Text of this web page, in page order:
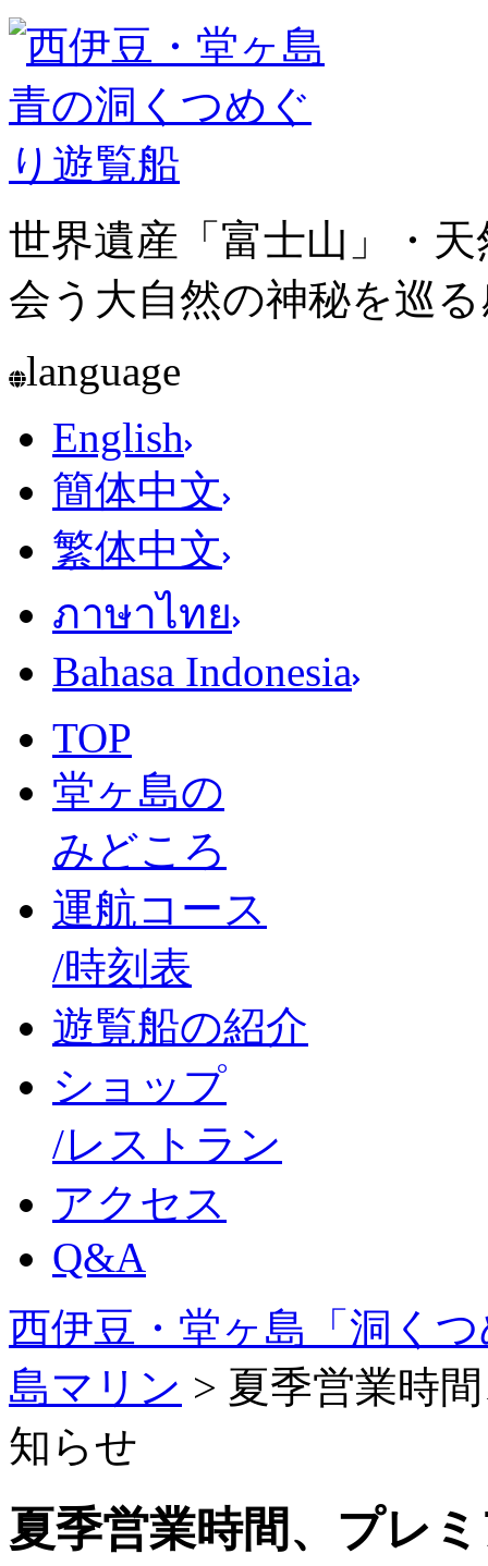
世界遺産「富士山」・
会う大自然の神秘を巡
language
English
簡体中文
繁体中文
ภาษาไทย
Bahasa Indonesia
TOP
堂ヶ島の
みどころ
運航コース
/時刻表
遊覧船の紹介
ショップ
/レストラン
アクセス
Q&A
西伊豆・堂ヶ島「洞く
島マリン > 夏季営業時
知らせ
夏季営業時間、プレ